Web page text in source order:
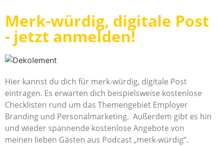
Merk-würdig, digitale Post
- jetzt anmelden!
Hier kannst du dich für merk-würdig, digitale Post
eintragen. Es erwarten dich beispielsweise kostenlose
Checklisten rund um das Themengebiet Employer
Branding und Personalmarketing. Außerdem gibt es hin
und wieder spannende kostenlose Angebote von
meinen lieben Gästen aus Podcast „merk-würdig“.